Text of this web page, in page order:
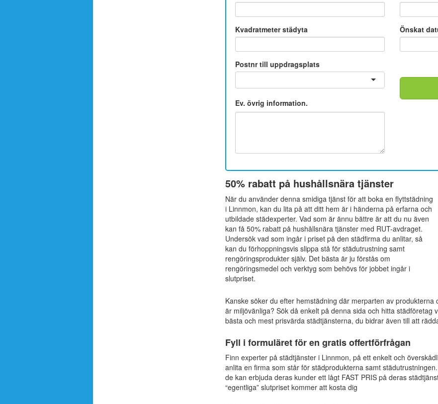
Kvadratmeter städyta Önskat
Postnr till uppdragsplats
Ev. övrig information.
50% rabatt på hushållsnära tjänster
När du använder denna smidiga tjänst för att boka en flyttstädning
i Linnmon, kan du lita på att ditt hem är i händerna på erfarna och
utbildade städexperter. Vad som är ännu bättre är att du nu även
kan få 50% rabatt på hushållsnära tjänster med RUT-avdraget.
Undersök vad som ingår i priset på den städfirma du anlitar, så
kan du förhoppningsvis slippa stå för städutrustning samt
rengöringsprodukter själv. Det bästa är ju förstås om
rengöringsmedel och verktyg som behövs för jobbet ingår i
slutpriset.
Kanske söker du efter hemstädning där merparten av
är miljövänliga? Sök då enkelt på denna sida och hitta städföretag
bästa och mest prisvärda städtjänsterna, du bidrar även till att
Fyll i formuläret för en gratis offertförfrågan
Finn experter på städtjänster i Linnmon, på ett enkelt och
anlita en firma som står för städprodukterna samt
de kan erbjuda deras kunder ett lågt FAST PRIS på deras
“egentliga” slutpriset kommer att kosta dig